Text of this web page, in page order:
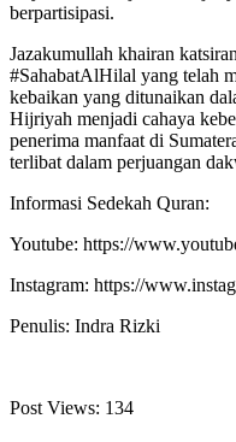
berpartisipasi.
Jazakumullah khairan
#SahabatAlHilal yang telah
kebaikan yang ditunaikan
Hijriyah menjadi cahaya
penerima manfaat di
terlibat dalam perjuangan
Informasi Sedekah Quran:
Youtube: https://
Instagram: https://
Penulis: Indra Rizki
Post Views: 134